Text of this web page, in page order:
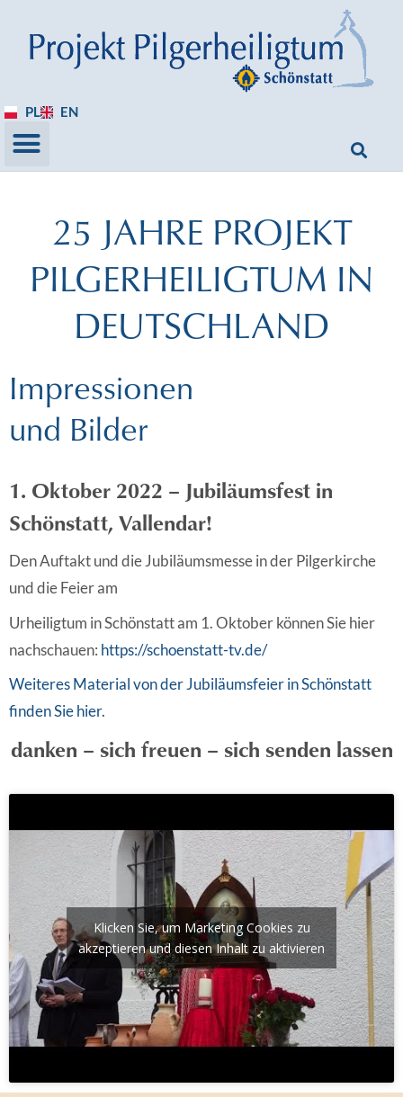
PL EN
25 JAHRE PROJEKT
PILGERHEILIGTUM IN
DEUTSCHLAND
Impressionen
und Bilder
1. Oktober 2022 – Jubiläumsfest in
Schönstatt, Vallendar!
Den Auftakt und die Jubiläumsmesse in der Pilgerkirche
und die Feier am
Urheiligtum in Schönstatt am 1. Oktober können Sie hier
nachschauen: https://schoenstatt-tv.de/
Weiteres Material von der Jubiläumsfeier in Schönstatt
finden Sie hier.
danken – sich freuen – sich senden lassen
Klicken Sie, um Marketing Cookies zu
akzeptieren und diesen Inhalt zu aktivieren